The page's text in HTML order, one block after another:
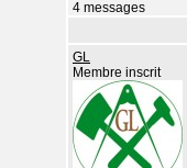
4 messages
GL
Membre inscrit